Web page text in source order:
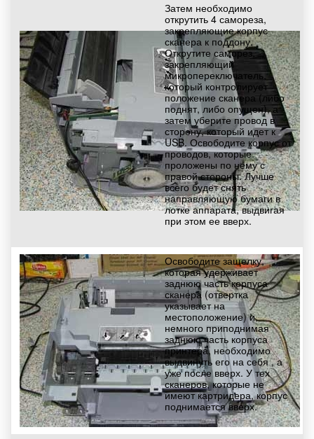
Затем необходимо
открутить 4 самореза,
закрепляющие корпус
сканера к поддону.
Открутите саморез,
закрепляющий
микропереключатель,
который контролирует
положение сканера (либо
поднят, либо опущен), а
затем уберите провод в
сторону, который идет к
USB. Освободите корпус от
проводов, которые
проложены по нему с
правой стороны. Лучше
всего будет снять
направляющую бумаги в
лотке аппарата, выдвигая
при этом ее вверх.
Освободите защелку,
которая удерживает
заднюю часть корпуса
сканера (отвертка
указывает на
местоположение) и,
немного приподнимая
заднюю часть корпуса
принтера, необходимо
выдвинуть его на себя , а
уже после вверх. У тех
сканеров, которые не
имеют картридера, корпус
поднимается вверх.